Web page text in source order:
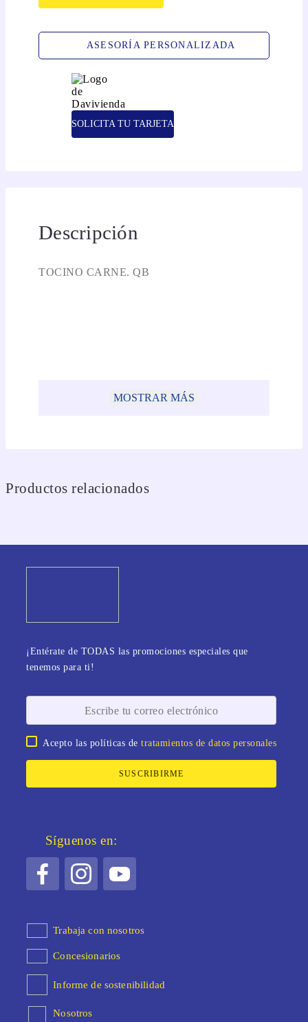
ASESORÍA PERSONALIZADA
SOLICITA TU TARJETA
Descripción
TOCINO CARNE. QB
MOSTRAR MÁS
Productos relacionados
¡Entérate de TODAS las promociones especiales que
tenemos para ti!
Acepto las políticas detratamientos de datos personales
SUSCRIBIRME
Síguenos en:
Trabaja con nosotros
Concesionarios
Informe de sostenibilidad
Nosotros